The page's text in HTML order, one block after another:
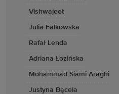
Vishwajeet
Julia Falkowska
Rafał Lenda
Adriana Łozińska
Mohammad Siami Araghi
Justyna Bącela